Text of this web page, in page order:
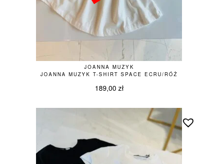
JOANNA MUZYK
JOANNA MUZYK T-SHIRT SPACE ECRU/RÓŻ
189,00 zł